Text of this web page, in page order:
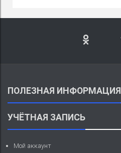
ПОЛЕЗНАЯ ИНФОРМАЦИЯ
УЧЁТНАЯ ЗАПИСЬ
Мой аккаунт